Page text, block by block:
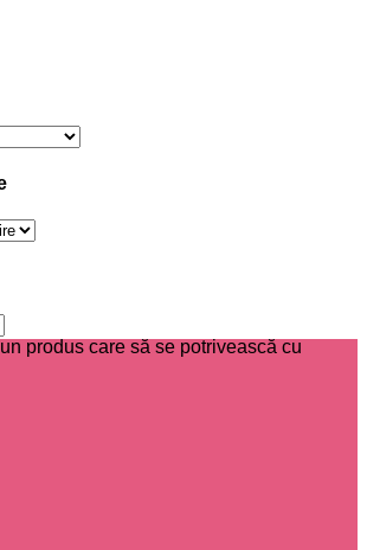
produs care să se potrivească cu